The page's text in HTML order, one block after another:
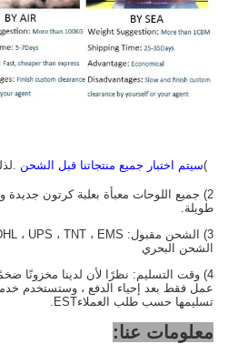
سيتم اختبار جميع منتجاتنا قبل الشحن
2) جميع اللوحات معبأة بعلبة كرتون جديدة
طويلة.
الشحن البحري
عمل فقط بعد إحياء الدفع ، وستستخدم
تسليمها حسب طلب العملاءEST.
معلومات عنا: